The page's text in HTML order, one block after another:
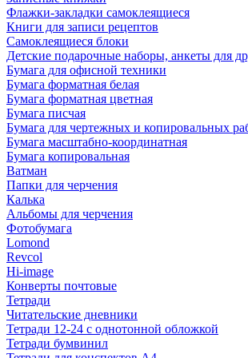
Флажки-закладки самоклеящиеся
Книги для записи рецептов
Самоклеящиеся блоки
Детские подарочные наборы, анкеты для
Бумага для офисной техники
Бумага форматная белая
Бумага форматная цветная
Бумага писчая
Бумага для чертежных и копировальных
Бумага масштабно-координатная
Бумага копировальная
Ватман
Папки для черчения
Калька
Альбомы для черчения
Фотобумага
Lomond
Revcol
Hi-image
Конверты почтовые
Тетради
Читательские дневники
Тетради 12-24 с однотонной обложкой
Тетради бумвинил